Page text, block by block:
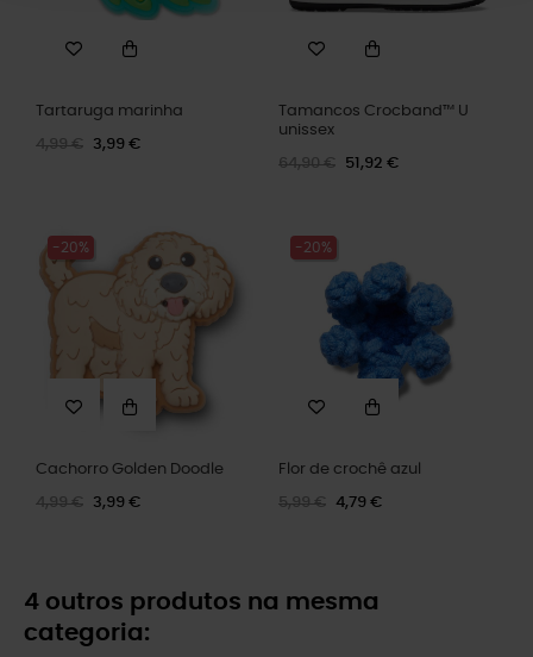
Tartaruga marinha
4,99 € 3,99 €
Tamancos Crocband™ U
unissex
64,90 € 51,92 €
-20%
Cachorro Golden Doodle
4,99 € 3,99 €
-20%
Flor de crochê azul
5,99 € 4,79 €
4 outros produtos na mesma
categoria: